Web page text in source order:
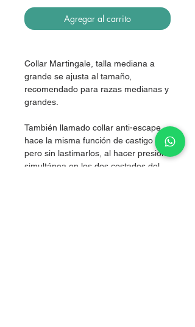
Agregar al carrito
Collar Martingale, talla mediana a
grande se ajusta al tamaño,
recomendado para razas medianas y
grandes.
También llamado collar anti-escape,
hace la misma función de castigo
pero sin lastimarlos, al hacer presión
simultánea en los dos costados del